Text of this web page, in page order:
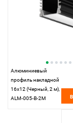
Алюминиевый
профиль накладной
16x12 (Черный, 2 м),
ALM-005-B-2M